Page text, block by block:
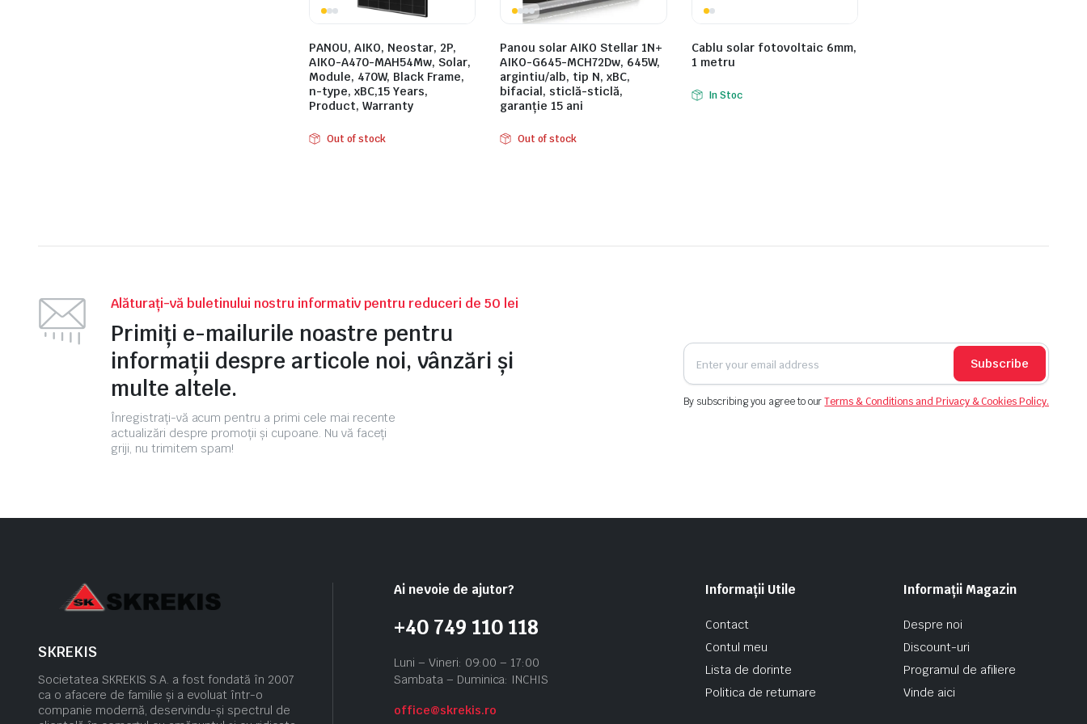
PANOU, AIKO, Neostar, 2P,
AIKO-A470-MAH54Mw, Solar,
Module, 470W, Black Frame,
n-type, xBC,15 Years,
Product, Warranty
Out of stock
Panou solar AIKO Stellar 1N+
AIKO-G645-MCH72Dw, 645W,
argintiu/alb, tip N, xBC,
bifacial, sticlă-sticlă,
garanție 15 ani
Out of stock
Cablu solar fotovoltaic 6mm,
1 metru
In Stoc
Alăturați-vă buletinului nostru informativ pentru reduceri de 50 lei
Primiți e-mailurile noastre pentru
informații despre articole noi, vânzări și
multe altele.
Înregistrați-vă acum pentru a primi cele mai recente
actualizări despre promoții și cupoane. Nu vă faceți
griji, nu trimitem spam!
Subscribe
By subscribing you agree to ourTerms & Conditions and Privacy & Cookies Policy.
SKREKIS
Societatea SKREKIS S.A. a fost fondată în 2007
ca o afacere de familie și a evoluat într-o
companie modernă, deservindu-și spectrul de
Ai nevoie de ajutor?
+40 749 110 118
Luni – Vineri: 09:00 – 17:00
Sambata – Duminica: INCHIS
office@skrekis.ro
Informații Utile
Contact
Contul meu
Lista de dorinte
Politica de returnare
Informații Magazin
Despre noi
Discount-uri
Programul de afiliere
Vinde aici